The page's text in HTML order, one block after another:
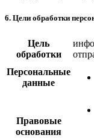
6. Цели обработки
Цель
обработки
Персональные
данные
Правовые
основания